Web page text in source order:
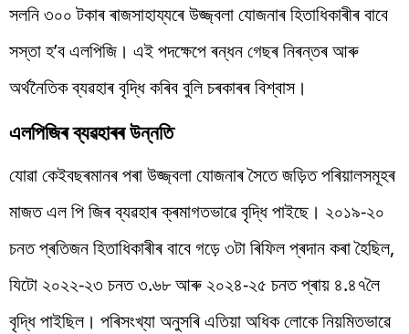
সলনি ৩০০ টকাৰ ৰাজসাহায্যৰে উজ্জ্বলা যোজনাৰ হিতাধিকাৰীৰ বাবে
সস্তা হ’ব এলপিজি। এই পদক্ষেপে ৰন্ধন গেছৰ নিৰন্তৰ আৰু
অৰ্থনৈতিক ব্যৱহাৰ বৃদ্ধি কৰিব বুলি চৰকাৰৰ বিশ্বাস।
এলপিজিৰ ব্যৱহাৰৰ উন্নতি
যোৱা কেইবছৰমানৰ পৰা উজ্জ্বলা যোজনাৰ সৈতে জড়িত পৰিয়ালসমূহৰ
মাজত এল পি জিৰ ব্যৱহাৰ ক্ৰমাগতভাৱে বৃদ্ধি পাইছে। ২০১৯-২০
চনত প্ৰতিজন হিতাধিকাৰীৰ বাবে গড়ে ৩টা ৰিফিল প্ৰদান কৰা হৈছিল,
যিটো ২০২২-২৩ চনত ৩.৬৮ আৰু ২০২৪-২৫ চনত প্ৰায় ৪.৪৭লৈ
বৃদ্ধি পাইছিল। পৰিসংখ্যা অনুসৰি এতিয়া অধিক লোকে নিয়মিতভাৱে